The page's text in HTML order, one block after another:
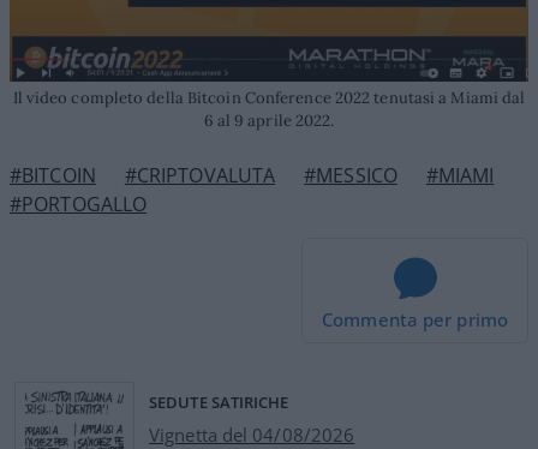
Il video completo della Bitcoin Conference 2022 tenutasi a Miami dal
6 al 9 aprile 2022.
#BITCOIN #CRIPTOVALUTA #MESSICO
#MIAMI
#PORTOGALLO
Commenta per primo
SEDUTE SATIRICHE
Vignetta del 04/08/2026